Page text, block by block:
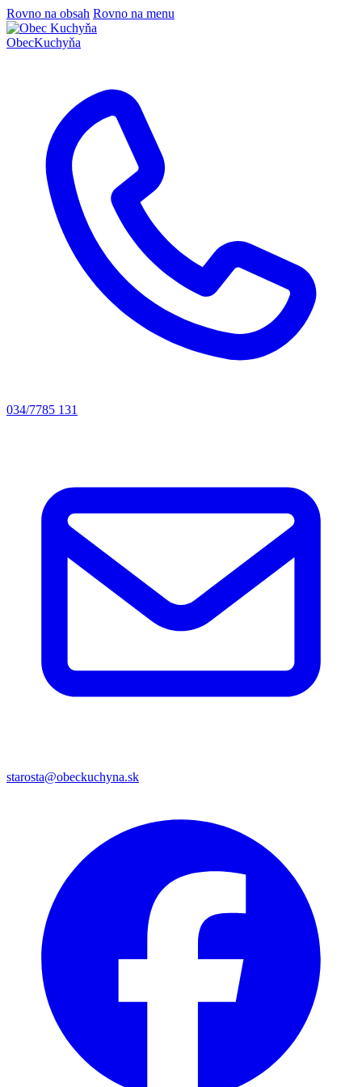
Rovno na obsah Rovno na menu
ObecKuchyňa
034/7785 131
starosta@obeckuchyna.sk